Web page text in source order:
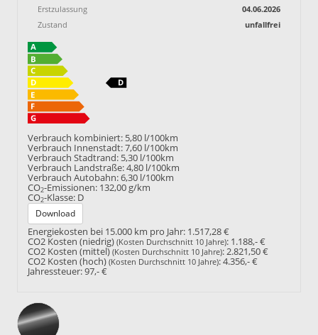
Erstzulassung
04.06.2026
Zustand
unfallfrei
Verbrauch kombiniert: 5,80 l/100km
Verbrauch Innenstadt:7,60 l/100km
Verbrauch Stadtrand: 5,30 l/100km
Verbrauch Landstraße:4,80 l/100km
Verbrauch Autobahn:6,30 l/100km
CO2-Emissionen: 132,00 g/km
CO2-Klasse: D
Download
Energiekosten bei 15.000 km pro Jahr: 1.517,28 €
CO2 Kosten (niedrig) (Kosten Durchschnitt 10 Jahre): 1.188,- €
CO2 Kosten (mittel) (Kosten Durchschnitt 10 Jahre):2.821,50 €
CO2 Kosten (hoch) (Kosten Durchschnitt 10 Jahre):4.356,- €
Jahressteuer:97,- €